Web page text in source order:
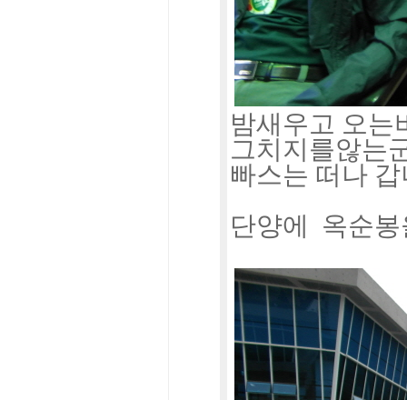
밤새우고 오는
그치지를않는
빠스는 떠나
단양에 옥순